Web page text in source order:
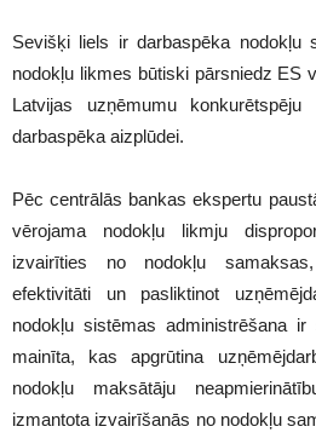
Sevišķi liels ir darbaspēka nodokļu
nodokļu likmes būtiski pārsniedz ES
Latvijas uzņēmumu
darbaspēka aizplūdei.
Pēc centrālās bankas ekspertu
vērojama nodokļu likmju
izvairīties no nodokļu
efektivitāti un pasliktinot
nodokļu sistēmas administrēšana
mainīta, kas apgrūtina
nodokļu maksātāju
izmantota izvairīšanās no nodokļu